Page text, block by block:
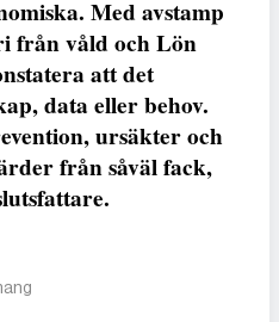
Med avstamp
från våld och Lön
att det
data eller behov.
ursäkter och
från såväl fack,